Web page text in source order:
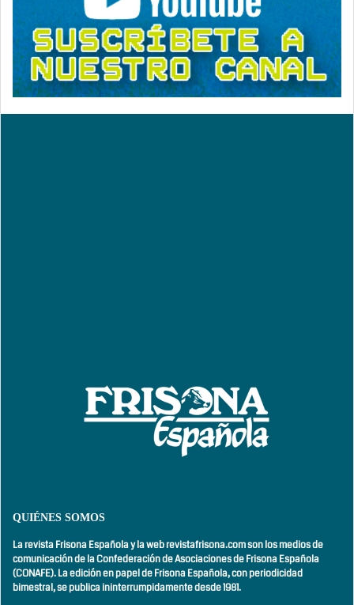
QUIÉNES SOMOS
La revista Frisona Española y la web revistafrisona.com son los medios de
comunicación de la Confederación de Asociaciones de Frisona Española
(CONAFE). La edición en papel de Frisona Española, conperiodicidad
bimestral,se publica ininterrumpidamente desde 1981.